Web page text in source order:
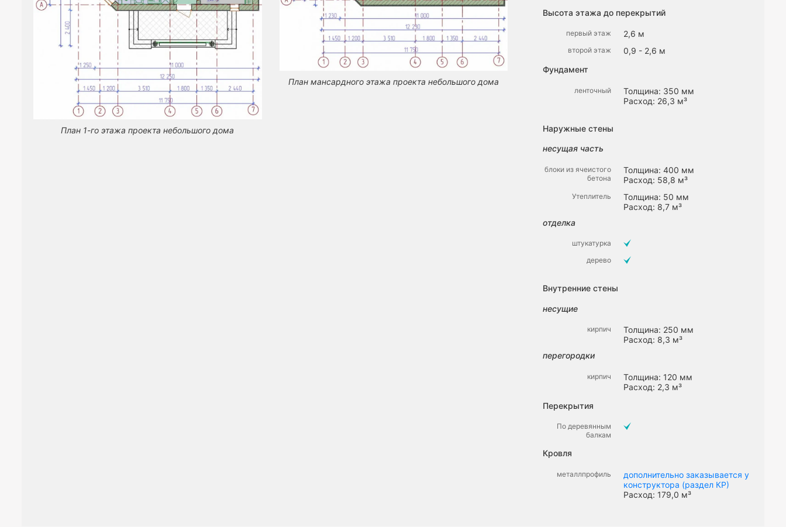
План 1-го этажа проекта небольшого дома
План мансардного этажа проекта небольшого дома
Высота этажа до перекрытий
первый этаж 2,6 м
второй этаж
0,9 - 2,6 м
Фундамент
ленточный
Толщина: 350 мм
Расход: 26,3 м³
Наружные стены
несущая часть
блоки из ячеистого
бетона
Толщина: 400 мм
Расход: 58,8 м³
Утеплитель
Толщина: 50 мм
Расход: 8,7 м³
отделка
штукатурка
дерево
Внутренние стены
несущие
кирпич
Толщина: 250 мм
Расход: 8,3 м³
перегородки
кирпич
Толщина: 120 мм
Расход: 2,3 м³
Перекрытия
По деревянным
балкам
Кровля
металлпрофиль
дополнительно заказывается у
конструктора (раздел КР)
Расход: 179,0 м³